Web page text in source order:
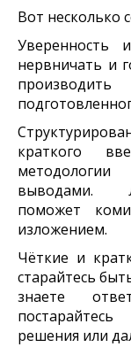
Вот несколько
Уверенность
нервничать и
производить
краткого
выводами.
поможет
изложением.
Чёткие и
старайтесь
знаете
решения или